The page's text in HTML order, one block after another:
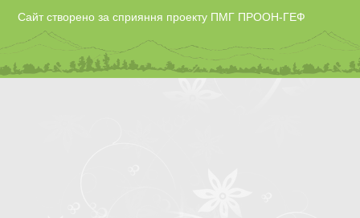
Сайт створено за сприяння проекту ПМГ ПРООН-ГЕФ